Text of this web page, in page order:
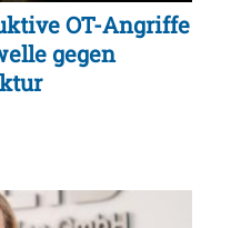
OT-Angriffe
gegen